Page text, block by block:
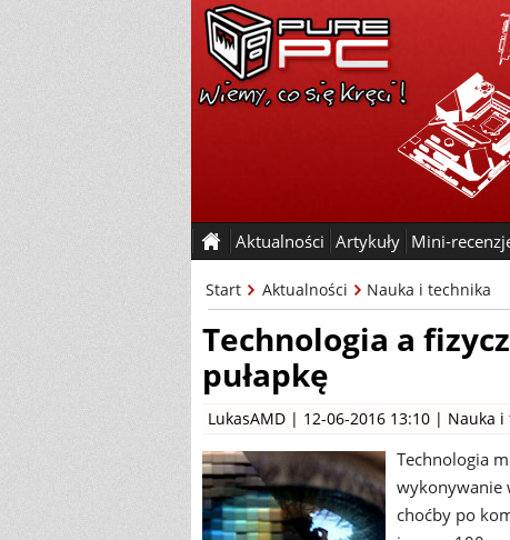
Aktualności Artykuły Mini-
Start Aktualności Nauka i technika
Technologia a
pułapkę
LukasAMD | 12-06-2016 13:10 | Nauka i
Technologia
wykonywanie
choćby po